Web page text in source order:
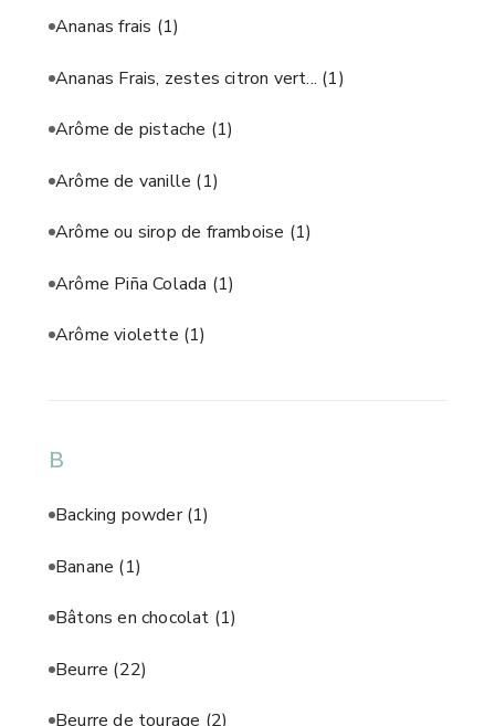
Ananas frais (1)
Ananas Frais, zestes citron vert... (1)
Arôme de pistache (1)
Arôme de vanille (1)
Arôme ou sirop de framboise (1)
Arôme Piña Colada (1)
Arôme violette (1)
B
Backing powder(1)
Banane (1)
Bâtons en chocolat (1)
Beurre (22)
Beurre de tourage (2)